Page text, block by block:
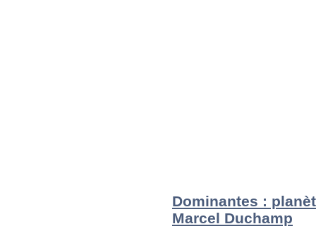
Dominantes :
Marcel Duchamp